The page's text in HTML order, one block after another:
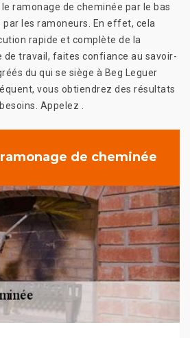
ramonage de cheminée par le bas
les ramoneurs. En effet, cela
rapide et complète de la
de travail, faites confiance au savoir-
du qui se siège à Beg Leguer
vous obtiendrez des résultats
Appelez .
de cheminée